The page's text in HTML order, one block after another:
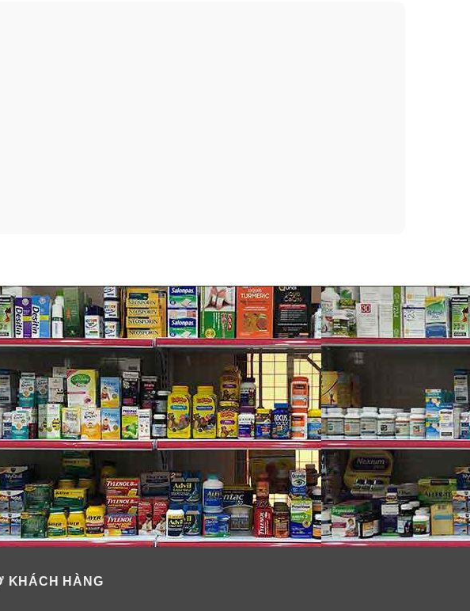
bé:
phần hệ vi sinh vật đường ruột cho bé.
triển cơ, mô nạt cho bé.
KHÁCH HÀNG